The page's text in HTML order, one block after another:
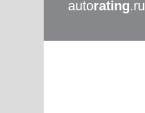
autorating.ru